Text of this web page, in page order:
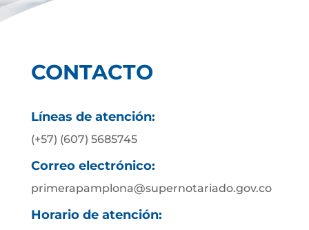
CONTACTO
Líneas de atención:
(+57) (607) 5685745
Correo electrónico:
primerapamplona@supernotariado.gov.co
Horario de atención: